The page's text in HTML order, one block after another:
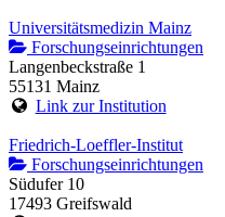
Universitätsmedizin Mainz
Forschungseinrichtungen
Langenbeckstraße 1
55131 Mainz
Link zur Institution
Friedrich-Loeffler-Institut
Forschungseinrichtungen
Südufer 10
17493 Greifswald